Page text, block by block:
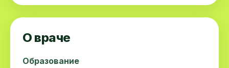
О враче
Образование